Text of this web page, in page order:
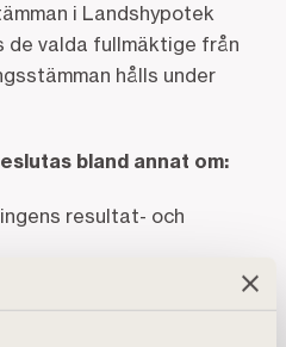
i Landshypotek
de valda fullmäktige från
hålls under
bland annat om:
resultat- och